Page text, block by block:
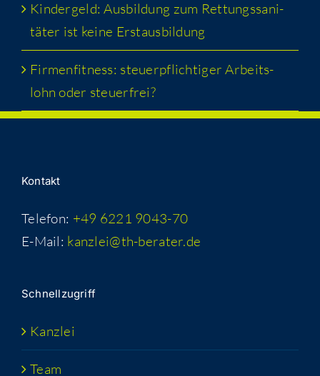
Kin­der­geld: Aus­bil­dung zum Ret­tungs­sa­ni­
tä­ter ist kei­ne Erstausbildung
Fir­men­fit­ness: steu­er­pflich­ti­ger Arbeits­
lohn oder steuerfrei?
Kon­takt
Telefon: +49 6221 9043-70
E-Mail: kanzlei@th-berater.de
Schnell­zu­griff
Kanz­lei
Team